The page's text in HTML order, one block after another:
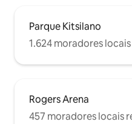
Parque Kitsilano
1.624 moradores
Rogers Arena
457 moradores locais